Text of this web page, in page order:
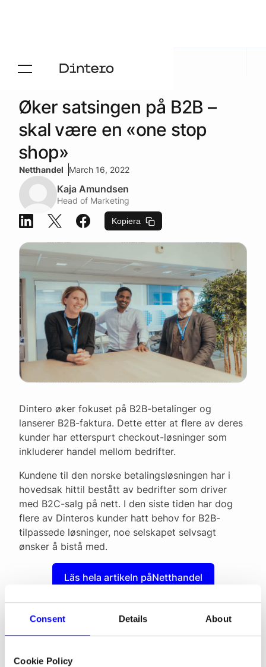
Consent Details About
Cookie Policy
Aktuelt Press
Øker satsingen på B2B –
skal være en «one stop
shop»
Netthandel March 16, 2022
Kaja Amundsen
Head of Marketing
Kopiera
Dintero øker fokuset på B2B-betalinger og
lanserer B2B-faktura. Dette etter at flere av deres
kunder har etterspurt checkout-løsninger som
inkluderer handel mellom bedrifter.
Kundene til den norske betalingsløsningen har i
hovedsak hittil bestått av bedrifter som driver
med B2C-salg på nett. I den siste tiden har dog
flere av Dinteros kunder hatt behov for B2B-
tilpassede løsninger, noe selskapet selvsagt
ønsker å bistå med.
Läs hela artikeln påNetthandel
huvudkontor i Norge, med fokus på att